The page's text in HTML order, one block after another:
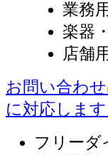
業務
楽器
店舗
お問い合わ
に対応します
フリー